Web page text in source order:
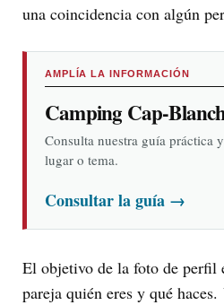
una coincidencia con algún
AMPLÍA LA INFORMACIÓN
Camping Cap-
Consulta nuestra guía práctica
lugar o tema.
Consultar la guía →
El objetivo de la foto de perfil
pareja quién eres y qué